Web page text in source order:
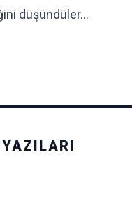
düşündüler…